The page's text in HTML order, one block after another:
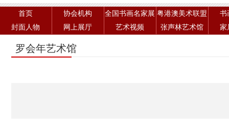
首页 协会机构 全国书画名家展 粤港澳美术联盟
书
封面人物
网上展厅 艺术视频 张声林艺术馆 家
罗会年艺术馆